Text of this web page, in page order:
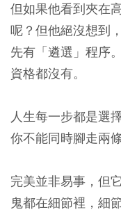
但如果他看到夾在
呢？但他絕沒想到
先有「遴選」程序
資格都沒有。
人生每一步都是選
你不能同時腳走兩
完美並非易事，但
鬼都在細節裡，細